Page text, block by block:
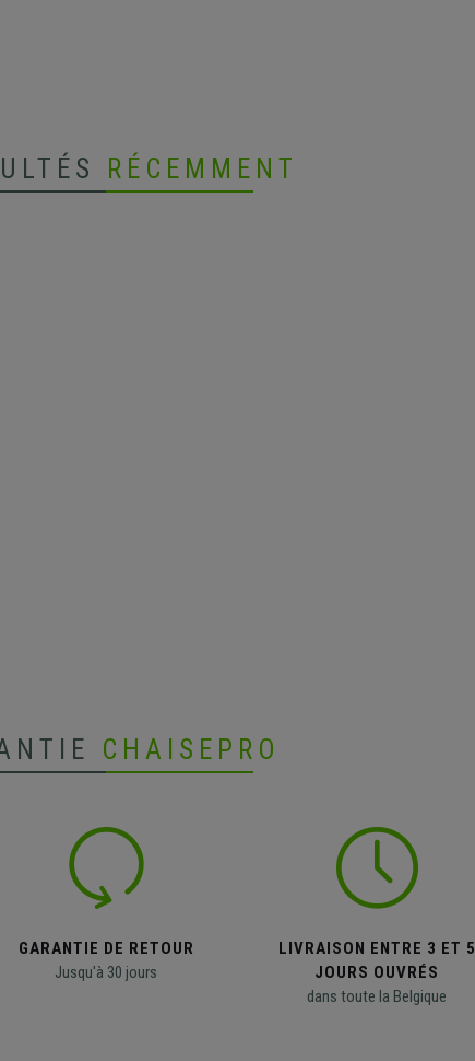
RÉCEMMENT
CHAISEPRO
GARANTIE DE RETOUR
Jusqu'à 30 jours
LIVRAISON ENTRE 3 ET 5
JOURS OUVRÉS
dans toute la Belgique